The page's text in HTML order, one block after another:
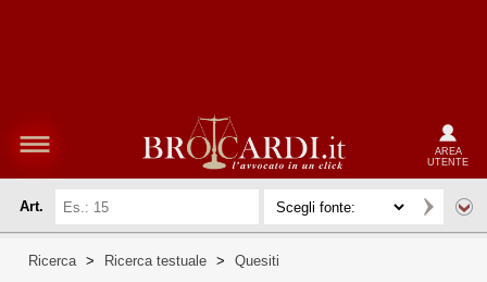
AREA
UTENTE
Art.
Ricerca > Ricerca testuale > Quesiti